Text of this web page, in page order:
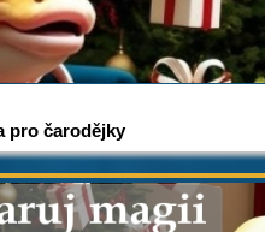
pro čarodějky